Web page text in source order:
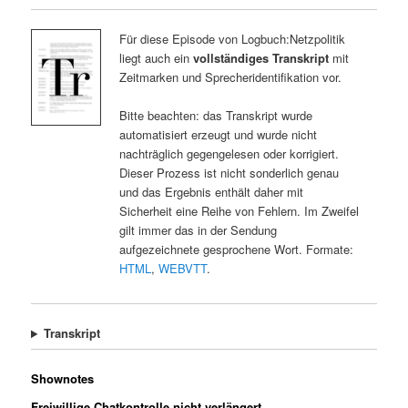
Für diese Episode von Logbuch:Netzpolitik
liegt auch ein vollständiges Transkriptmit
Zeitmarken und Sprecheridentifikation vor.
Bitte beachten: das Transkript wurde
automatisiert erzeugt und wurde nicht
nachträglich gegengelesen oder korrigiert.
Dieser Prozess ist nicht sonderlich genau
und das Ergebnis enthält daher mit
Sicherheit eine Reihe von Fehlern. Im Zweifel
gilt immer das in der Sendung
aufgezeichnete gesprochene Wort. Formate:
HTML, WEBVTT.
Transkript
Shownotes